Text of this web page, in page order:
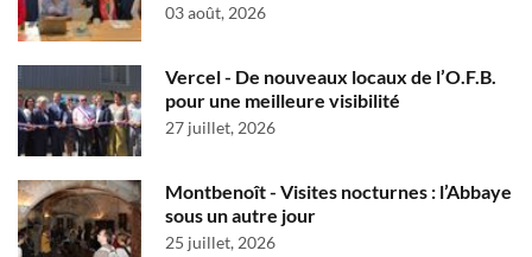
03 août, 2026
Vercel - De nouveaux locaux de l’O.F.B.
pour une meilleure visibilité
27 juillet, 2026
Montbenoît - Visites nocturnes : l’Abbaye
sous un autre jour
25 juillet, 2026